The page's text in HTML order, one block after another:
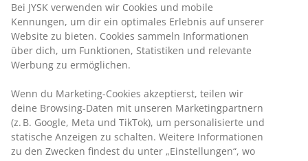
Flexible Lieferoptionen
Schnelle und einfache Lieferung nach deiner Wahl
Produkteigenschaften